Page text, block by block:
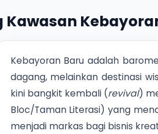
Kawasan
Kebayoran Baru adalah
dagang, melainkan destinasi
kini bangkit kembali (revival)
Bloc/Taman Literasi) yang
menjadi markas bagi bisnis